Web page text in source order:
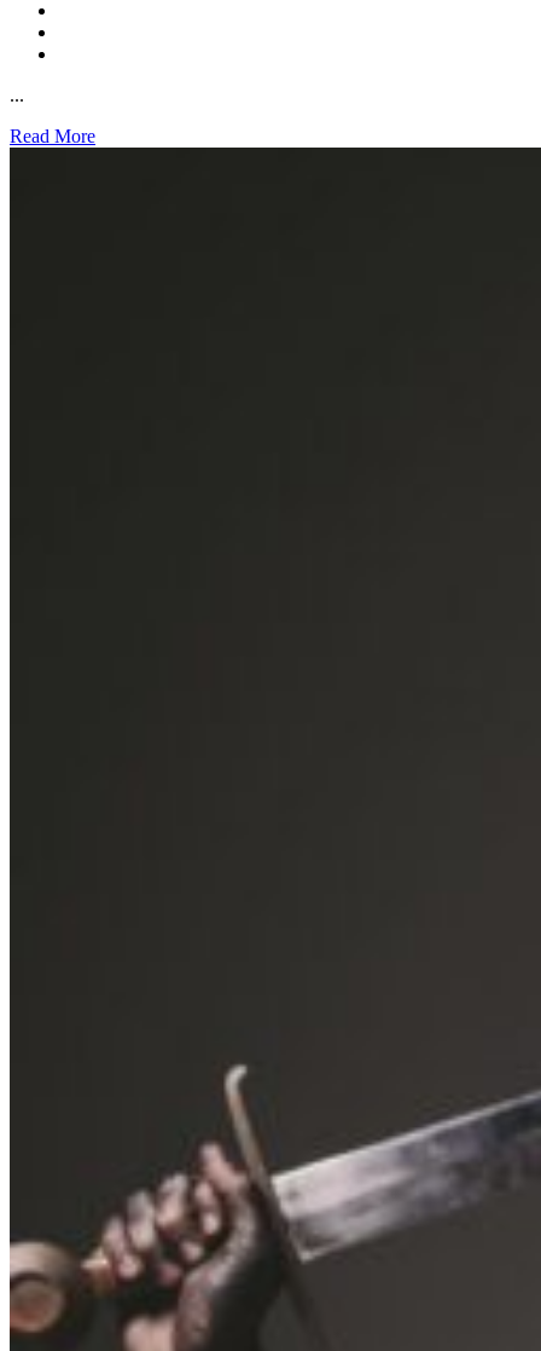
...
Read More